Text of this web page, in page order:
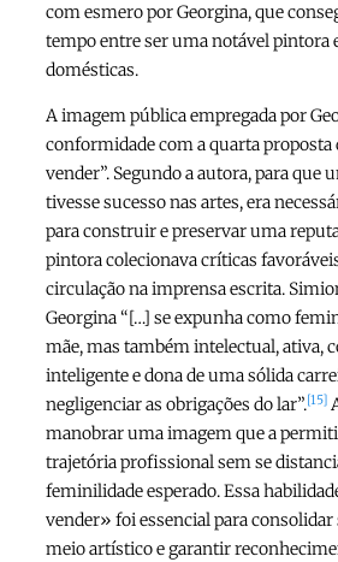
com esmero por Georgina, que
tempo entre ser uma notável pintora
domésticas.
A imagem pública empregada por
conformidade com a quarta proposta
vender”. Segundo a autora, para que
tivesse sucesso nas artes, era
para construir e preservar uma
pintora colecionava críticas
circulação na imprensa escrita.
Georgina “[…] se expunha como
mãe, mas também intelectual, ativa,
inteligente e dona de uma sólida
negligenciar as obrigações do lar”.[15]
manobrar uma imagem que a
trajetória profissional sem se
feminilidade esperado. Essa
vender» foi essencial para consolidar
meio artístico e garantir